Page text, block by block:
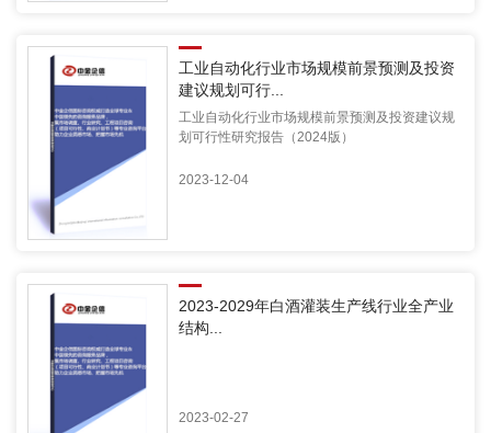
工业自动化行业市场规模前景预测及投资
建议规划可行...
工业自动化行业市场规模前景预测及投资建议规
划可行性研究报告（2024版）
2023-12-04
2023-2029年白酒灌装生产线行业全产业
结构...
2023-02-27